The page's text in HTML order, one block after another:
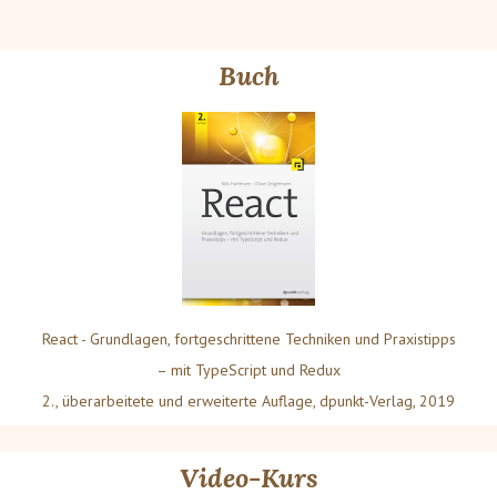
Buch
React - Grundlagen, fortgeschrittene Techniken und Praxistipps
– mit TypeScript und Redux
2., überarbeitete und erweiterte Auflage, dpunkt-Verlag, 2019
Video-Kurs